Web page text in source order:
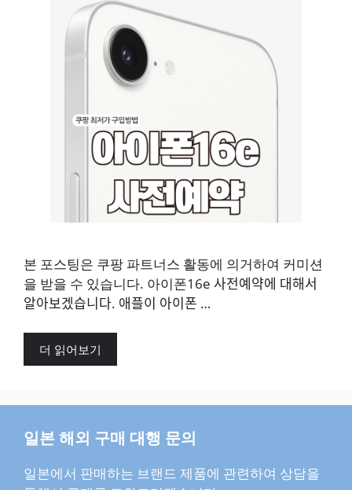
본 포스팅은 쿠팡 파트너스 활동에 의거하여 커미션
을 받을 수 있습니다. 아이폰16e 사전예약에 대해서
알아보겠습니다. 애플이 아이폰 …
더 읽어보기
일본 해외 구매 대행 문의
일본에서 판매하는 브랜드 제품에 관련하여 상담을